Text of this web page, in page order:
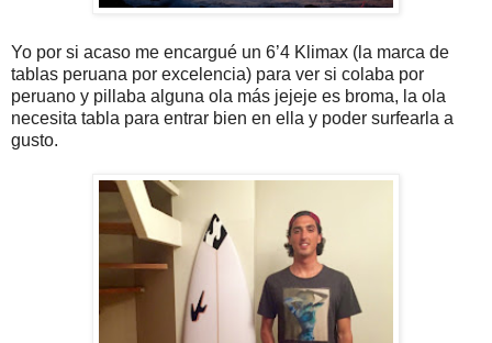
Yo por si acaso me encargué un 6’4 Klimax (la marca de
tablas peruana por excelencia) para ver si colaba por
peruano y pillaba alguna ola más jejeje es broma, la ola
necesita tabla para entrar bien en ella y poder surfearla a
gusto.